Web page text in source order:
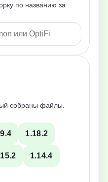
по названию за
собраны файлы.
1.18.2
1.14.4